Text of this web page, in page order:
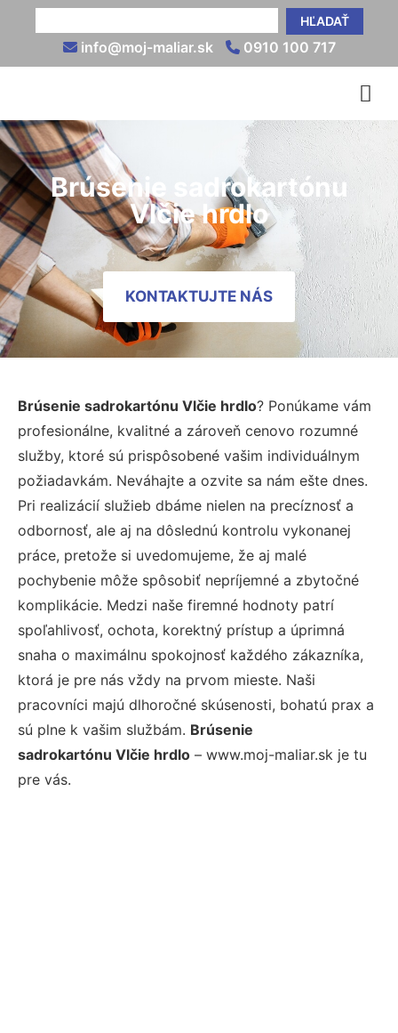
HĽADAŤ
info@moj-maliar.sk 0910 100 717
Brúsenie sadrokartónu
Vlčie hrdlo
KONTAKTUJTE NÁS
Brúsenie sadrokartónu Vlčie hrdlo? Ponúkame vám
profesionálne, kvalitné a zároveň cenovo rozumné
služby, ktoré sú prispôsobené vašim individuálnym
požiadavkám. Neváhajte a ozvite sa nám ešte dnes.
Pri realizácií služieb dbáme nielen na precíznosť a
odbornosť, ale aj na dôslednú kontrolu vykonanej
práce, pretože si uvedomujeme, že aj malé
pochybenie môže spôsobiť nepríjemné a zbytočné
komplikácie. Medzi naše firemné hodnoty patrí
spoľahlivosť, ochota, korektný prístup a úprimná
snaha o maximálnu spokojnosť každého zákazníka,
ktorá je pre nás vždy na prvom mieste. Naši
pracovníci majú dlhoročné skúsenosti, bohatú prax a
sú plne k vašim službám. Brúsenie
sadrokartónu Vlčie hrdlo – www.moj-maliar.sk je tu
pre vás.